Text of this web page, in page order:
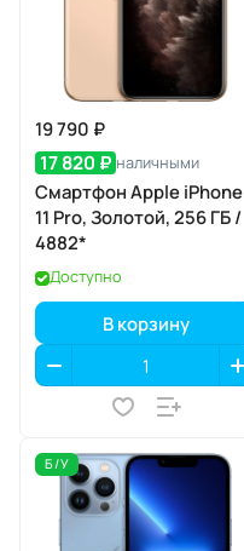
19 790 ₽
17 820 ₽ наличными
Смартфон Apple iPhone
11 Pro, Золотой, 256 ГБ /
4882*
Доступно
В корзину
Б/У